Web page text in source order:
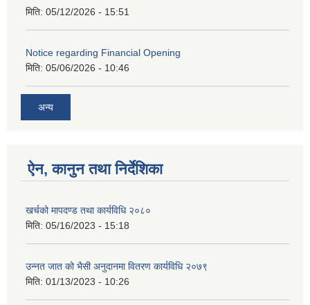
मिति: 05/12/2026 - 15:51
Notice regarding Financial Opening
मिति: 05/06/2026 - 10:46
अन्य
ऐन, कानुन तथा निर्देशिका
खर्चको मापदण्ड तथा कार्यविधि २०८०
मिति: 05/16/2023 - 15:18
उन्नत जात को भैसी अनुदानमा वितरण कार्यविधि २०७९
मिति: 01/13/2023 - 10:26